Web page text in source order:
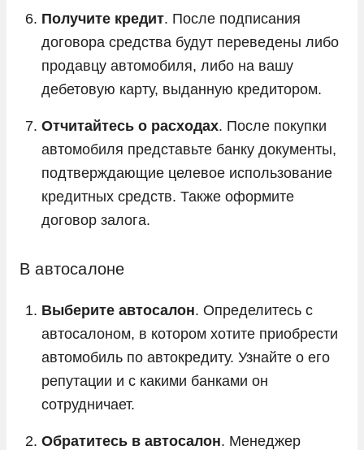
Получите кредит. После подписания
договора средства будут переведены либо
продавцу автомобиля, либо на вашу
дебетовую карту, выданную кредитором.
Отчитайтесь о расходах. После покупки
автомобиля представьте банку документы,
подтверждающие целевое использование
кредитных средств. Также оформите
договор залога.
В автосалоне
Выберите автосалон. Определитесь с
автосалоном, в котором хотите приобрести
автомобиль по автокредиту. Узнайте о его
репутации и с какими банками он
сотрудничает.
Обратитесь в автосалон. Менеджер